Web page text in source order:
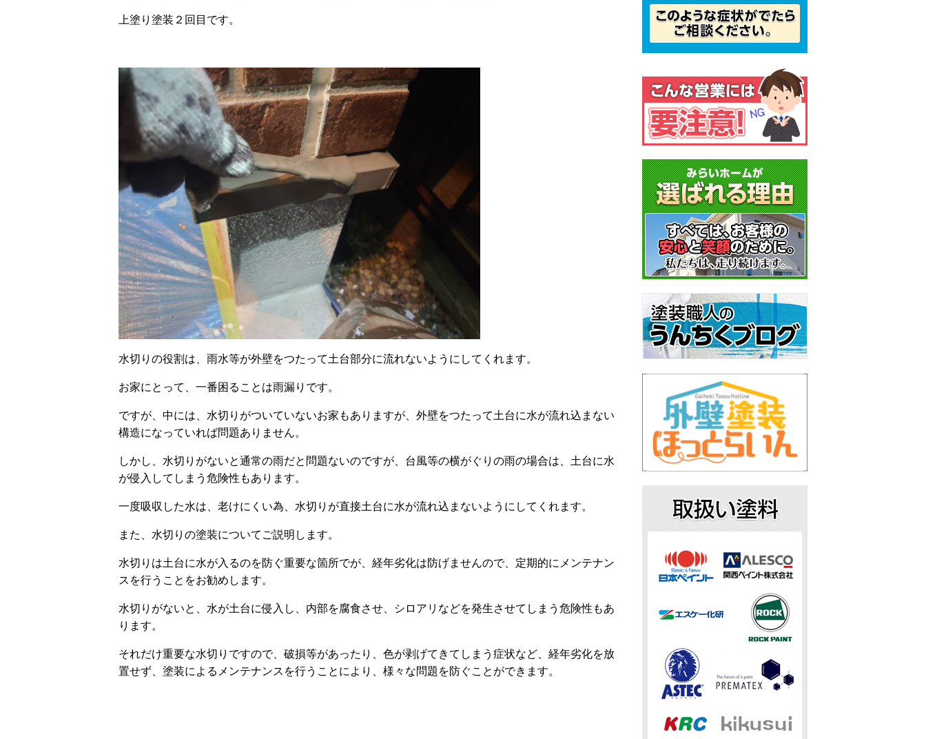
上塗り塗装２回目です。
水切りの役割は、雨水等が外壁をつたって土台部分に流れないようにしてくれます。
お家にとって、一番困ることは雨漏りです。
ですが、中には、水切りがついていないお家もありますが、外壁をつたって土台に水が流れ込まない
構造になっていれば問題ありません。
しかし、水切りがないと通常の雨だと問題ないのですが、台風等の横がぐりの雨の場合は、土台に水
が侵入してしまう危険性もあります。
一度吸収した水は、老けにくい為、水切りが直接土台に水が流れ込まないようにしてくれます。
また、水切りの塗装についてご説明します。
水切りは土台に水が入るのを防ぐ重要な箇所でが、経年劣化は防げませんので、定期的にメンテナン
スを行うことをお勧めします。
水切りがないと、水が土台に侵入し、内部を腐食させ、シロアリなどを発生させてしまう危険性もあ
ります。
それだけ重要な水切りですので、破損等があったり、色が剥げてきてしまう症状など、経年劣化を放
置せず、塗装によるメンテナンスを行うことにより、様々な問題を防ぐことができます。